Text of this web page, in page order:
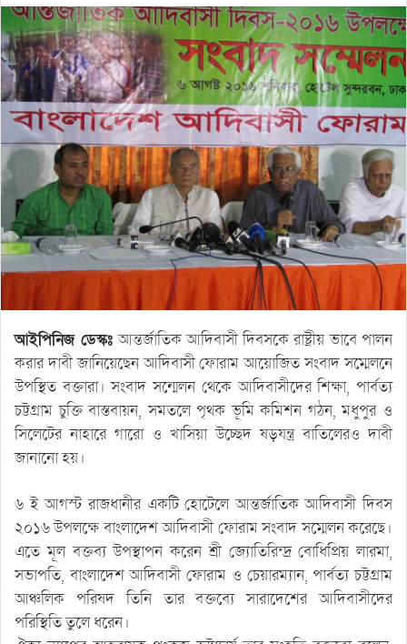
আইপিনিজ ডেস্কঃ আন্তর্জাতিক আদিবাসী দিবসকে রাষ্ট্রীয় ভাবে পালন
করার দাবী জানিয়েছেন আদিবাসী ফোরাম আয়োজিত সংবাদ সম্মেলনে
উপস্থিত বক্তারা। সংবাদ সন্মেলন থেকে আদিবাসীদের শিক্ষা, পার্বত্য
চট্টগ্রাম চুক্তি বাস্তবায়ন, সমতলে পৃথক ভূমি কমিশন গঠন, মধুপুর ও
সিলেটের নাহারে গারো ও খাসিয়া উচ্ছেদ ষড়যন্ত্র বাতিলেরও দাবী
জানানো হয়।
৬ ই আগস্ট রাজধানীর একটি হোটেলে আন্তর্জাতিক আদিবাসী দিবস
২০১৬ উপলক্ষে বাংলাদেশ আদিবাসী ফোরাম সংবাদ সম্মেলন করেছে।
এতে মূল বক্তব্য উপস্থাপন করেন শ্রী জ্যোতিরিন্দ্র বোধিপ্রিয় লারমা,
সভাপতি, বাংলাদেশ আদিবাসী ফোরাম ও চেয়ারম্যান, পার্বত্য চট্টগ্রাম
আঞ্চলিক পরিষদ তিনি তার বক্তব্যে সারাদেশের আদিবাসীদের
পরিস্থিতি তুলে ধরেন।